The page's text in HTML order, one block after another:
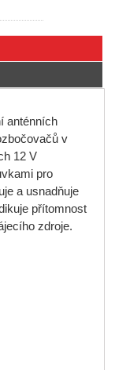
anténních
v
12 V
pro
a usnadňuje
přítomnost
zdroje.